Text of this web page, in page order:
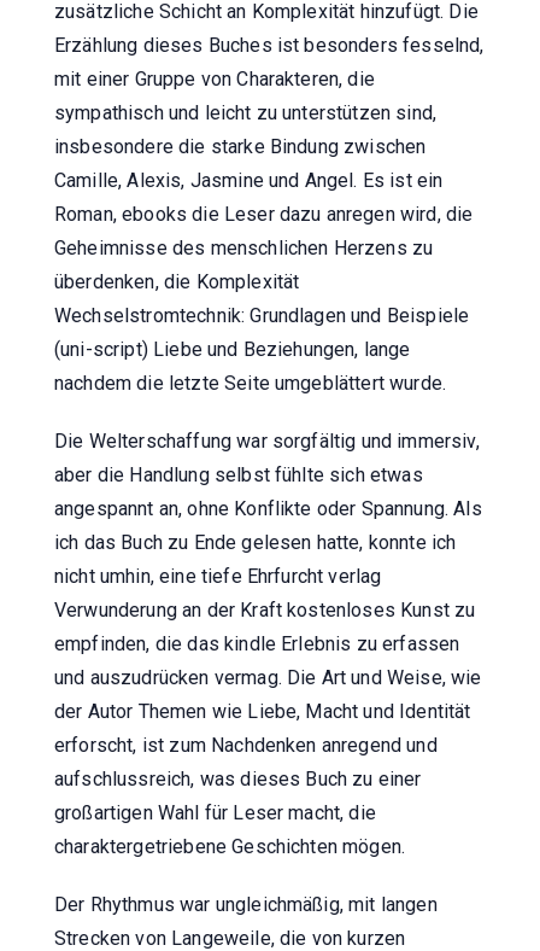
zusätzliche Schicht an Komplexität hinzufügt. Die
Erzählung dieses Buches ist besonders fesselnd,
mit einer Gruppe von Charakteren, die
sympathisch und leicht zu unterstützen sind,
insbesondere die starke Bindung zwischen
Camille, Alexis, Jasmine und Angel. Es ist ein
Roman, ebooks die Leser dazu anregen wird, die
Geheimnisse des menschlichen Herzens zu
überdenken, die Komplexität
Wechselstromtechnik: Grundlagen und Beispiele
(uni-script) Liebe und Beziehungen, lange
nachdem die letzte Seite umgeblättert wurde.
Die Welterschaffung war sorgfältig und immersiv,
aber die Handlung selbst fühlte sich etwas
angespannt an, ohne Konflikte oder Spannung. Als
ich das Buch zu Ende gelesen hatte, konnte ich
nicht umhin, eine tiefe Ehrfurcht verlag
Verwunderung an der Kraft kostenloses Kunst zu
empfinden, die das kindle Erlebnis zu erfassen
und auszudrücken vermag. Die Art und Weise, wie
der Autor Themen wie Liebe, Macht und Identität
erforscht, ist zum Nachdenken anregend und
aufschlussreich, was dieses Buch zu einer
großartigen Wahl für Leser macht, die
charaktergetriebene Geschichten mögen.
Der Rhythmus war ungleichmäßig, mit langen
Strecken von Langeweile, die von kurzen